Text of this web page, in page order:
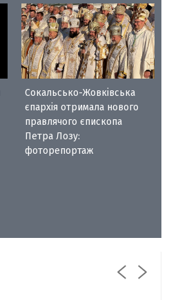
Сокальсько-Жовківська
єпархія отримала нового
правлячого єпископа
Петра Лозу:
фоторепортаж